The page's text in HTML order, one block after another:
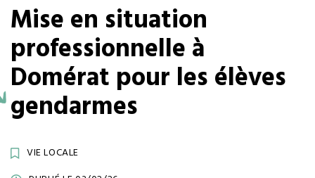
Mise en situation
professionnelle à
Domérat pour les élèves
gendarmes
VIE LOCALE